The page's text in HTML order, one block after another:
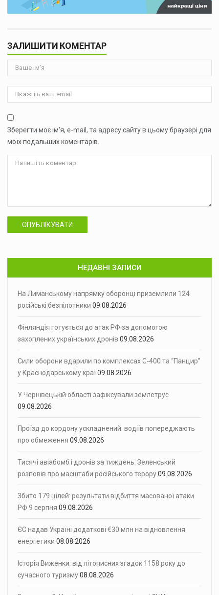
ЗАЛИШИТИ КОМЕНТАР
Зберегти моє ім'я, e-mail, та адресу сайту в цьому браузері для
моїх подальших коментарів.
ОПУБЛІКУВАТИ
НЕДАВНІ ЗАПИСИ
На Лиманському напрямку оборонці приземлили 124
російські безпілотники 09.08.2026
Фінляндія готується до атак РФ за допомогою
захоплених українських дронів 09.08.2026
Сили оборони вдарили по комплексах С-400 та “Панцир”
у Краснодарському краї09.08.2026
У Чернівецькій області зафіксували землетрус
09.08.2026
Проїзд до кордону ускладнений: водіїв попереджають
про обмеження 09.08.2026
Тисячі авіабомб і дронів за тиждень: Зеленський
розповів про масштаби російського терору09.08.2026
Збито 179 цілей: результати відбиття масованої атаки
РФ 9 серпня 09.08.2026
ЄС надав Україні додаткові €30 млн на відновлення
енергетики 08.08.2026
Історія Виженки: від літописних згадок 1158 року до
сучасного туризму08.08.2026